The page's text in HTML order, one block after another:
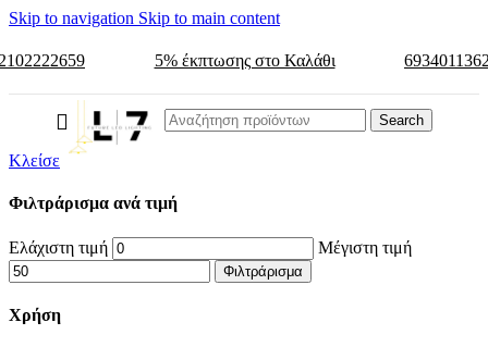
Skip to navigation Skip to main content
5% έκπτωσης στο Καλάθι
Search
Κλείσε
Φιλτράρισμα ανά τιμή
Ελάχιστη τιμή Μέγιστη τιμή
Φιλτράρισμα
Χρήση